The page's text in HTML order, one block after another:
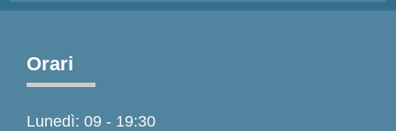
Orari
Lunedì: 09 - 19:30